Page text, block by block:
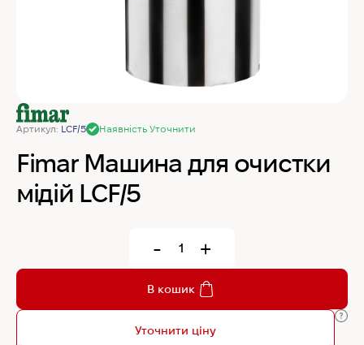
IRINOX Холодильна шафа N*ICE
Samaref Холодильна шафа PF 600 TN
Rational Пароконвекційна піч газова iCombi
Pro 6-1/1
Артикул: LCF/5 Наявність Уточнити
Fimar Машина для очистки
мідій LCF/5
- +
В кошик
Уточнити ціну